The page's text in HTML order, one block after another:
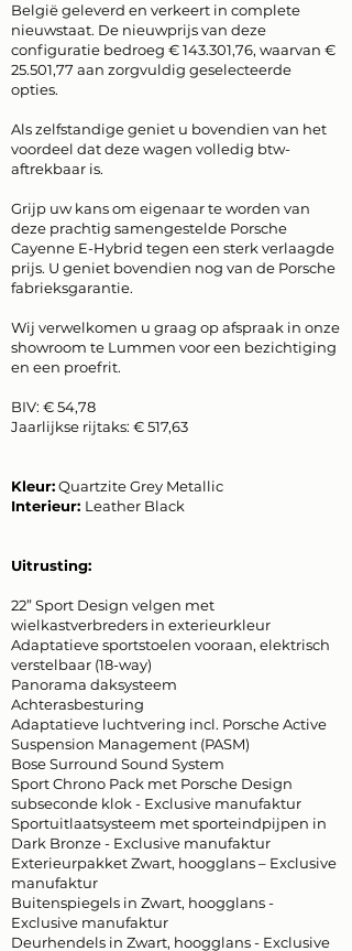
België geleverd en verkeert in complete
nieuwstaat. De nieuwprijs van deze
configuratie bedroeg € 143.301,76, waarvan €
25.501,77 aan zorgvuldig geselecteerde
opties.
Als zelfstandige geniet u bovendien van het
voordeel dat deze wagen volledig btw-
aftrekbaar is.
Grijp uw kans om eigenaar te worden van
deze prachtig samengestelde Porsche
Cayenne E-Hybrid tegen een sterk verlaagde
prijs. U geniet bovendien nog van de Porsche
fabrieksgarantie.
Wij verwelkomen u graag op afspraak in onze
showroom te Lummen voor een bezichtiging
en een proefrit.
BIV: € 54,78
Jaarlijkse rijtaks: € 517,63
Kleur:Quartzite Grey Metallic
Interieur: Leather Black
Uitrusting:
22” Sport Design velgen met
wielkastverbreders in exterieurkleur
Adaptatieve sportstoelen vooraan, elektrisch
verstelbaar (18-way)
Panorama daksysteem
Achterasbesturing
Adaptatieve luchtvering incl. Porsche Active
Suspension Management (PASM)
Bose Surround Sound System
Sport Chrono Pack met Porsche Design
subseconde klok - Exclusive manufaktur
Sportuitlaatsysteem met sporteindpijpen in
Dark Bronze - Exclusive manufaktur
Exterieurpakket Zwart, hoogglans – Exclusive
manufaktur
Buitenspiegels in Zwart, hoogglans -
Exclusive manufaktur
Deurhendels in Zwart, hoogglans - Exclusive